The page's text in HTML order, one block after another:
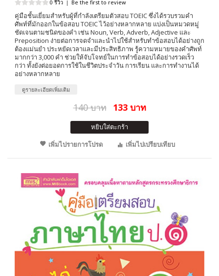
0 รีวิว | Be the first to review
คู่มือชั้นเยี่ยมสำหรับผู้ที่กำลังเตรียมตัวสอบ TOEIC ซึ่งได้รวบรวมคำ
ศัพท์ที่มักออกในข้อสอบ TOEIC ไว้อย่างหลากหลาย แบ่งเป็นหมวดหมู่
ชัดเจนตามชนิดของคำ เช่น Noun, Verb, Adverb, Adjective และ
Preposition ง่ายต่อการจดจำและนำไปใช้สำหรับทำข้อสอบได้อย่างถูก
ต้องแม่นยำ ประหยัดเวลาและมีประสิทธิภาพ รู้ความหมายของคำศัพท์
มากกว่า 3,000 คำ ช่วยให้จับโจทย์ในการทำข้อสอบได้อย่างรวดเร็ว
กว่า ทั้งยังต่อยอดการใช้ในชีวิตประจำวัน การเรียน และการทำงานได้
อย่างหลากหลาย
ดูรายละเอียดเพิ่มเติม
140 บาท 133 บาท
หยิบใส่ตะกร้า
เพิ่มไปรายการโปรด
เพิ่มไปเปรียบเทียบ